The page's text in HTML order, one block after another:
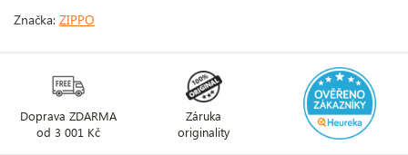
Značka: ZIPPO
Doprava ZDARMA
od 3 001 Kč
Záruka
originality